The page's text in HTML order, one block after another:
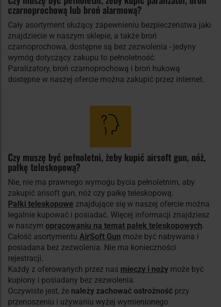
czarnoprochową lub broń alarmową?
Cały asortyment służący zapewnieniu bezpieczeństwa jaki
znajdziecie w naszym sklepie, a także broń
czarnoprochowa, dostępne są bez zezwolenia - jedyny
wymóg dotyczący zakupu to pełnoletność.
Paralizatory, broń czarnoprochową i broń hukową
dostępne w naszej ofercie można zakupić przez internet.
Czy muszę być pełnoletni, żeby kupić airsoft gun, nóż,
pałkę teleskopową?
Nie, nie ma prawnego wymogu bycia pełnoletnim, aby
zakupić arisoft gun, nóż czy pałkę teleskopową.
Pałki teleskopowe znajdujące się w naszej ofercie można
legalnie kupować i posiadać. Więcej informacji znajdziesz
w naszym opracowaniu na temat pałek teleskopowych.
Całość asortymentu AirSoft Gun może być nabywana i
posiadana bez zezwolenia. Nie ma konieczności
rejestracji.
Każdy z oferowanych przez nas mieczy i noży może być
kupiony i posiadany bez zezwolenia.
Oczywiste jest, że należy zachować ostrożność przy
przenoszeniu i używaniu wyżej wymienionego